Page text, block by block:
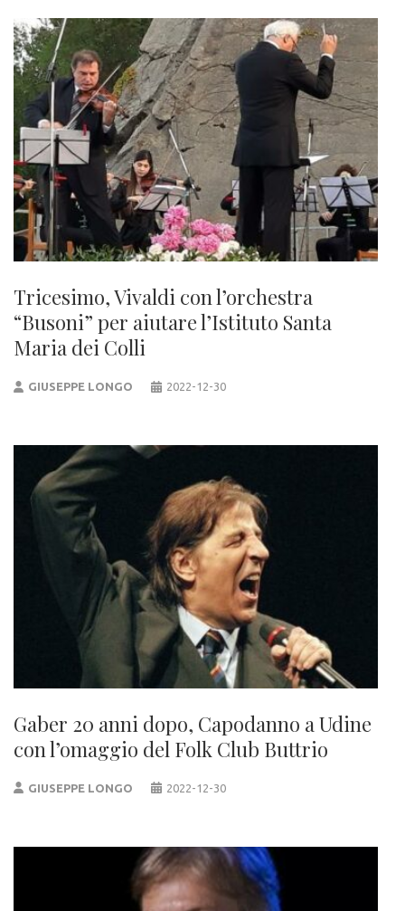
Tricesimo, Vivaldi con l’orchestra
“Busoni” per aiutare l’Istituto Santa
Maria dei Colli
GIUSEPPE LONGO 2022-12-30
Gaber 20 anni dopo, Capodanno a Udine
con l’omaggio del Folk Club Buttrio
GIUSEPPE LONGO 2022-12-30